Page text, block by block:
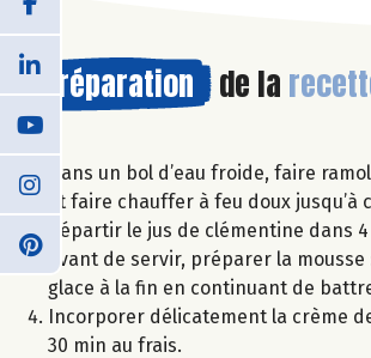
Préparation de la
Dans un bol d’eau froide, faire
et faire chauffer à feu doux
Répartir le jus de clémentine dans
Avant de servir, préparer la
glace à la fin en continuant de
Incorporer délicatement la crème
30 min au frais.